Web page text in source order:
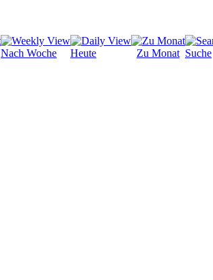
Nach Woche Heute Zu Monat Suche